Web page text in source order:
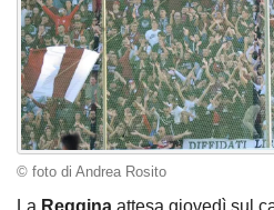
© foto di Andrea Rosito